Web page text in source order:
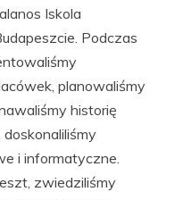
Iskola
Podczas
planowaliśmy
historię
i informatyczne.
zwiedziliśmy